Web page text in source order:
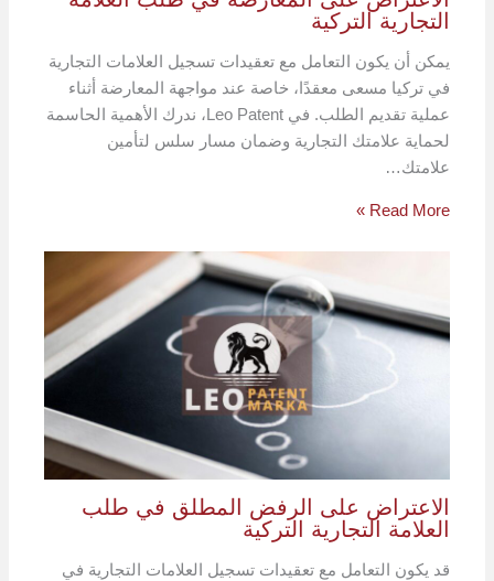
التجارية التركية
يمكن أن يكون التعامل مع تعقيدات تسجيل العلامات التجارية
في تركيا مسعى معقدًا، خاصة عند مواجهة المعارضة أثناء
عملية تقديم الطلب. في Leo Patent، ندرك الأهمية الحاسمة
لحماية علامتك التجارية وضمان مسار سلس لتأمين
علامتك…
Read More »
الاعتراض على الرفض المطلق في طلب
العلامة التجارية التركية
قد يكون التعامل مع تعقيدات تسجيل العلامات التجارية في